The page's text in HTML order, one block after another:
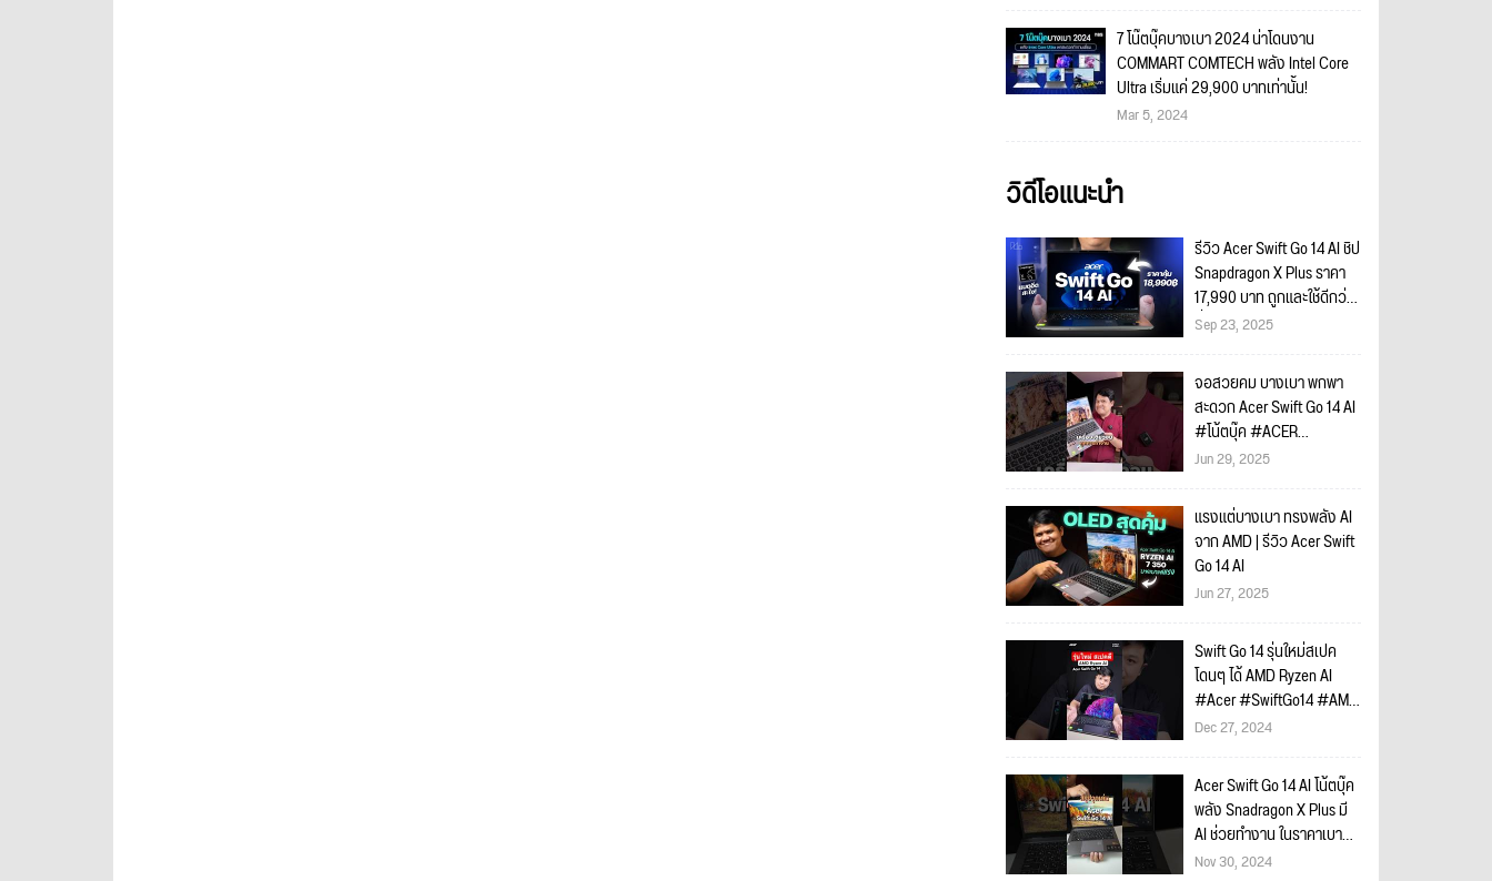
7 โน๊ตบุ๊คบางเบา 2024 น่าโดนงาน
COMMART COMTECH พลัง Intel Core
Ultra เริ่มแค่ 29,900 บาทเท่านั้น!
Mar 5, 2024
วิดีโอแนะนำ
รีวิว Acer Swift Go 14 AI ชิป
Snapdragon X Plus ราคา
17,990 บาท ถูกและใช้ดีกว่า
ที่คิด!
Sep 23, 2025
จอสวยคม บางเบา พกพา
สะดวก Acer Swift Go 14 AI
#โน้ตบุ๊ค #ACER
#SwiftGo14 #RyzenAI
Jun 29, 2025
แรงแต่บางเบา ทรงพลัง AI
จาก AMD | รีวิว Acer Swift
Go 14 AI
Jun 27, 2025
Swift Go 14 รุ่นใหม่สเปค
โดนๆ ได้ AMD Ryzen AI
#Acer #SwiftGo14 #AMD
#RyzenAI #แนะนำโน้ตบุ๊ค
Dec 27, 2024
Acer Swift Go 14 AI โน้ตบุ๊ค
พลัง Snadragon X Plus มี
AI ช่วยทำงาน ในราคาเบาๆ
#Acer #Snadragon #nbs
Nov 30, 2024